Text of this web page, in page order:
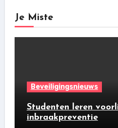
Je Miste
Beveiligingsnieuws
Studenten leren
inbraakpreventie